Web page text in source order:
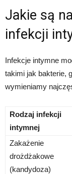
Jakie są
infekcji
Infekcje intymne
takimi jak bakterie,
wymieniamy
Rodzaj infekcji
intymnej
Zakażenie
drożdżakowe
(kandydoza)